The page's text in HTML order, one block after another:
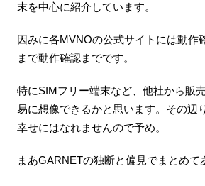
末を中心に紹介しています。
因みに各MVNOの公式サイトには動作
まで動作確認までです。
特にSIMフリー端末など、他社から販
易に想像できるかと思います。その辺
幸せにはなれませんので予め。
まあGARNETの独断と偏見でまとめて